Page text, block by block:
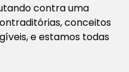
contra uma
conceitos
e estamos todas